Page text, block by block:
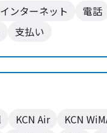
インターネット 電話
支払い
KCN Air KCN